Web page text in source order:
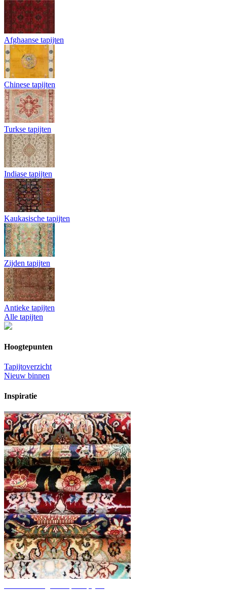
Afghaanse tapijten
Chinese tapijten
Turkse tapijten
Indiase tapijten
Kaukasische tapijten
Zijden tapijten
Antieke tapijten
Alle tapijten
Hoogtepunten
Tapijtoverzicht
Nieuw binnen
Inspiratie